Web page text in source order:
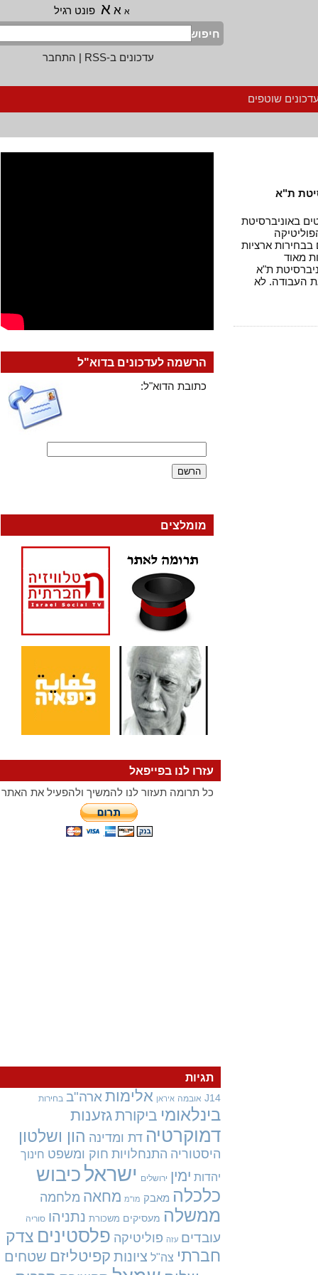
א א פונט רגיל
חיפוש
עדכונים ב-RSS
|התחבר
שוטפים
ת"א
באוניברסיטת
ארציות
ת"א
לא
הרשמה לעדכונים בדוא"ל
כתובת הדוא"ל:
מומלצים
עזרו לנו בפייפאל
כל תרומה תעזור לנו להמשיך ולהפעיל את האתר
תגיות
J14 אובמה איראן אלימות ארה"ב בחירות
בינלאומיביקורתגזענות
דמוקרטיה דת ומדינההון ושלטון
היסטוריה התנחלויות חוק ומשפט חינוך
יהדות ימין ירושלים ישראלכיבוש
כלכלה מאבק מו"מ מחאהמלחמה
ממשלה מעסיקים משכורת נתניהו סוריה
עובדים עזה פוליטיקה פלסטיניםצדק
חברתי צה"ל ציונותקפיטליזםשטחים